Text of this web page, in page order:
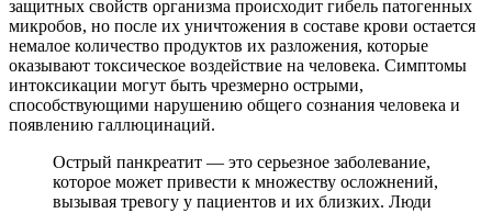
защитных свойств организма происходит гибель патогенных
микробов, но после их уничтожения в составе крови остается
немалое количество продуктов их разложения, которые
оказывают токсическое воздействие на человека. Симптомы
интоксикации могут быть чрезмерно острыми,
способствующими нарушению общего сознания человека и
появлению галлюцинаций.
Острый панкреатит — это серьезное заболевание,
которое может привести к множеству осложнений,
вызывая тревогу у пациентов и их близких. Люди